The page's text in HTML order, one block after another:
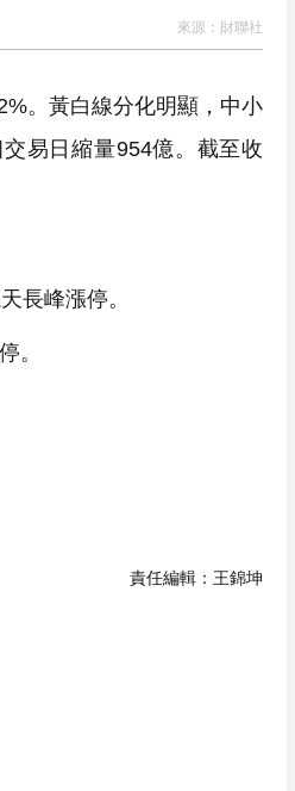
來源： 財聯社
。黃白線分化明顯，中小
易日縮量954億。截至收
長峰漲停。
。
責任編輯： 王錦坤